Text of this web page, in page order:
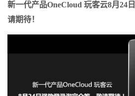
新一代产品OneCloud 玩客云8月24
请期待！